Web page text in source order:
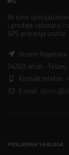
Mi smo
i prodaje računara i
GPS praćenja vozila.
Husein Kapetana
74260 Jelah -
Kontakt telefon:
E-mail:
POSLJEDNJE SA BLOGA